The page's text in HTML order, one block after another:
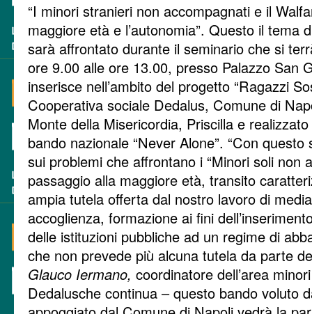
“I minori stranieri non accompagnati e il
maggiore età e l’autonomia”. Questo il tema
sarà affrontato durante il seminario che si
ore 9.00 alle ore 13.00, presso Palazzo San
inserisce nell’ambito del progetto “Ragazzi
Cooperativa sociale Dedalus, Comune di
Monte della Misericordia, Priscilla e
bando nazionale “Never Alone”. “Con
sui problemi che affrontano i “Minori soli non
passaggio alla maggiore età, transito
ampia tutela offerta dal nostro lavoro di
accoglienza, formazione ai fini
delle istituzioni pubbliche ad un regime di
che non prevede più alcuna tutela da parte
Glauco Iermano, coordinatore dell’area
Dedalusche continua – questo bando voluto